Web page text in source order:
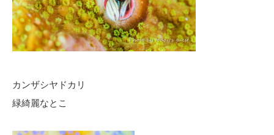
カンザシヤドカリ
緑綺麗なとこ